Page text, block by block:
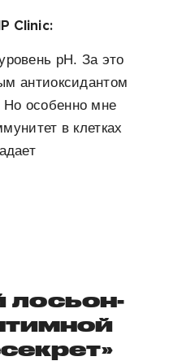
Clinic:
рН. За это
антиоксидантом
Но особенно мне
в клетках